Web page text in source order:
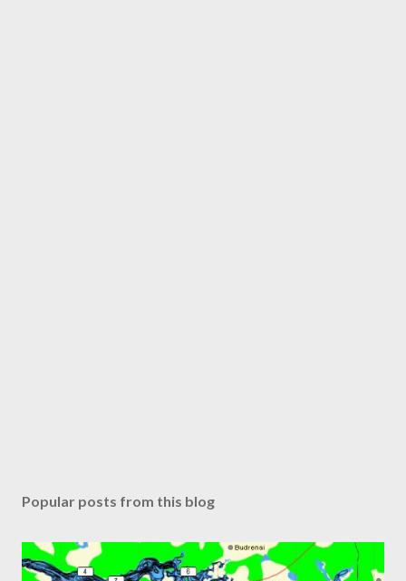
Popular posts from this blog